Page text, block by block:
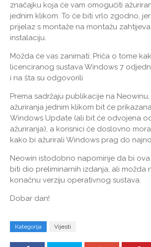
značajku koja će vam omogućiti
jednim klikom. To će biti vrlo zgodno,
prijelaz s montaže na montažu
instalaciju.
Možda će vas zanimati: Priča o tome
licenciranog sustava Windows 7
i na šta su odgovorili
Prema sadržaju publikacije na
ažuriranja jednim klikom bit će
Windows Update (ali bit će odvojena
ažuriranja), a korisnici će doslovno
kako bi ažurirali Windows prag do
Neowin istodobno napominje da bi
biti dio preliminarnih izdanja, ali možda
konačnu verziju operativnog sustava.
Dobar dan!
Kategorija Vijesti